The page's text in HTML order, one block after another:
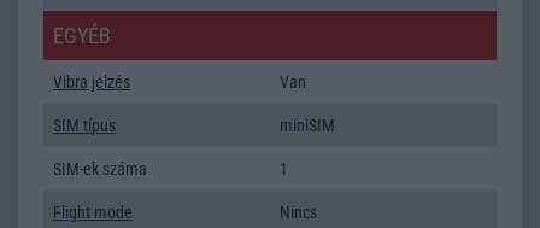
EGYÉB
Vibra jelzés Van
SIM típus miniSIM
SIM-ek száma 1
Flight mode Nincs